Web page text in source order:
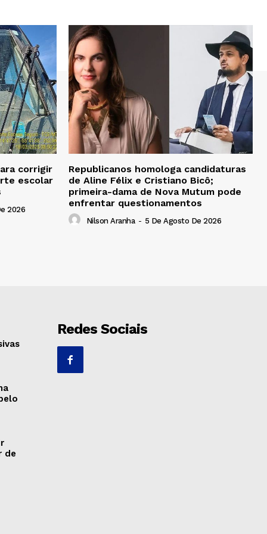
corrigir
escolar
2026
Republicanos homologa candidaturas
de Aline Félix e Cristiano Bicô;
primeira-dama de Nova Mutum pode
enfrentar questionamentos
Nilson Aranha - 5 De Agosto De 2026
de
Redes Sociais